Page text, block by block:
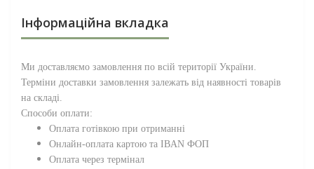
Інформаційна вкладка
Ми доставляємо замовлення по всій території України.
Терміни доставки замовлення залежать від наявності товарів
на складі.
Способи оплати:
Оплата готівкою при отриманні
Онлайн-оплата картою та IBAN ФОП
Оплата через термінал